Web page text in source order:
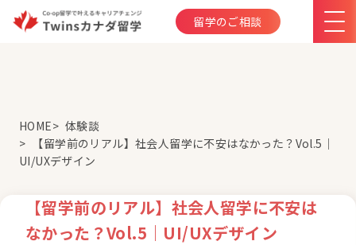
留学のご相談
HOME
体験談
【留学前のリアル】社会人留学に不安はなかった？Vol.5｜
UI/UXデザイン
【留学前のリアル】社会人留学に不安は
なかった？Vol.5｜UI/UXデザイン